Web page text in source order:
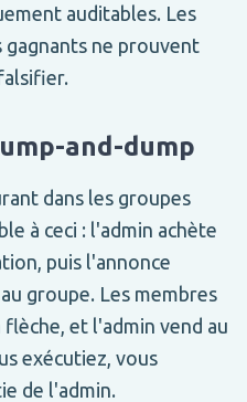
auditables. Les
gagnants ne prouvent
and-dump
dans les groupes
à ceci : l'admin achète
puis l'annonce
groupe. Les membres
et l'admin vend au
exécutiez, vous
de l'admin.